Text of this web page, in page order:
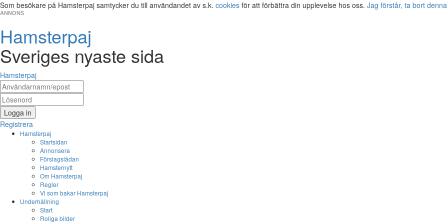
Som besökare på Hamsterpaj samtycker du till användandet av s.k. cookies för att förbättra din upplevelse hos oss. Jag förstår, ta bort
ANNONS
Hamsterpaj
Sveriges nyaste sida
Hamsterpaj
Logga in
Registrera
Hamsterpaj
Startsidan
Annonsera
Förslagslådan
Hamsternytt
Om Hamsterpaj
Regler
Vi som bakar Hamsterpaj
Underhållning
Start
Roliga bilder